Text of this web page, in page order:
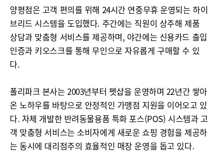
양평점은 고객 편의를 위해 24시간 연중무휴 운영되는 하이
브리드 시스템을 도입했다. 주간에는 직원이 상주해 제품
상담과 맞춤형 서비스를 제공하며, 야간에는 신용카드 출입
인증과 키오스크를 통해 무인으로 자유롭게 구매할 수 있
다.
폴리파크 본사는 2003년부터 펫샵을 운영하며 22년간 쌓아
온 노하우를 바탕으로 안정적인 가맹점 지원을 이어오고 있
다. 자체 개발한 반려동물용품 특화 포스(POS) 시스템과 고
객 맞춤형 서비스는 소비자에게 새로운 쇼핑 경험을 제공하
는 동시에 대리점주의 효율적인 매장 운영을 돕고 있다.